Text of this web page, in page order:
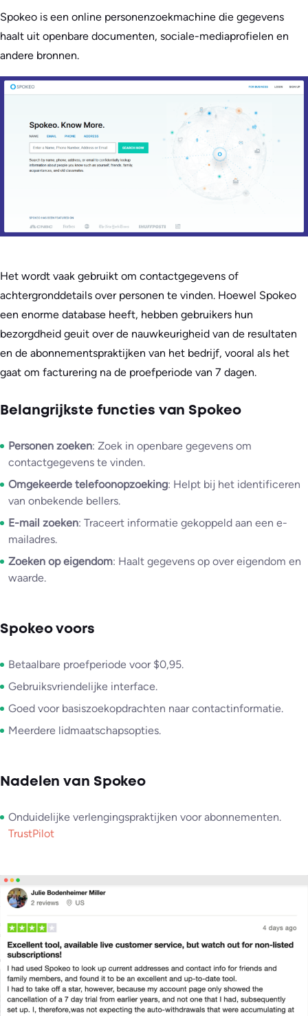
Spokeo is een online personenzoekmachine die gegevens
haalt uit openbare documenten, sociale-mediaprofielen en
andere bronnen.
Het wordt vaak gebruikt om contactgegevens of
achtergronddetails over personen te vinden. Hoewel Spokeo
een enorme database heeft, hebben gebruikers hun
bezorgdheid geuit over de nauwkeurigheid van de resultaten
en de abonnementspraktijken van het bedrijf, vooral als het
gaat om facturering na de proefperiode van 7 dagen.
Belangrijkste functies van Spokeo
Personen zoeken: Zoek in openbare gegevens om
contactgegevens te vinden.
Omgekeerde telefoonopzoeking: Helpt bij het identificeren
van onbekende bellers.
E-mail zoeken: Traceert informatie gekoppeld aan een e-
mailadres.
Zoeken op eigendom: Haalt gegevens op over eigendom en
waarde.
Spokeo voors
Betaalbare proefperiode voor $0,95.
Gebruiksvriendelijke interface.
Goed voor basiszoekopdrachten naar contactinformatie.
Meerdere lidmaatschapsopties.
Nadelen van Spokeo
Onduidelijke verlengingspraktijken voor abonnementen.
TrustPilot